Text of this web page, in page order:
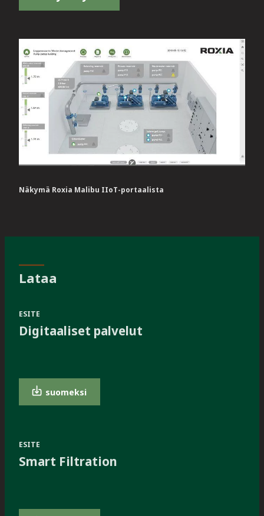
Näkymä Roxia Malibu IIoT-portaalista
Lataa
ESITE
Digitaaliset palvelut
suomeksi
ESITE
Smart Filtration